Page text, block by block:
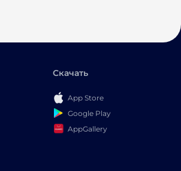
Скачать
App Store
Google Play
AppGallery